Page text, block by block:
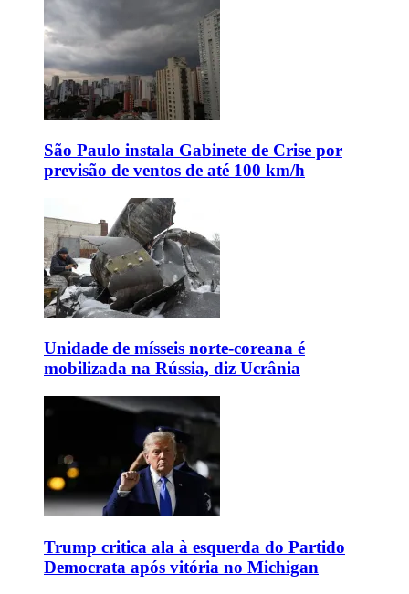
São Paulo instala Gabinete de Crise por
previsão de ventos de até 100 km/h
Unidade de mísseis norte-coreana é
mobilizada na Rússia, diz Ucrânia
Trump critica ala à esquerda do Partido
Democrata após vitória no Michigan